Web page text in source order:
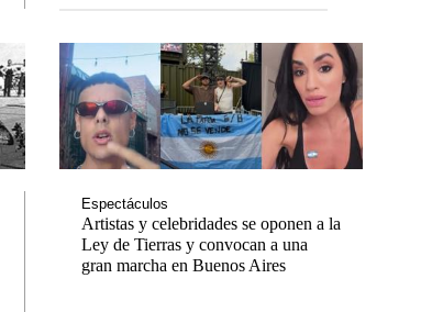
Espectáculos
Artistas y celebridades se oponen a la
Ley de Tierras y convocan a una
gran marcha en Buenos Aires